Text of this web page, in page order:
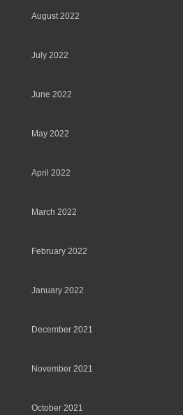
August 2022
July 2022
June 2022
May 2022
April 2022
March 2022
February 2022
January 2022
December 2021
November 2021
October 2021